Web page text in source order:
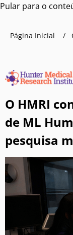
Pular para o
Página Inicial
O HMRI
de ML
pesquisa